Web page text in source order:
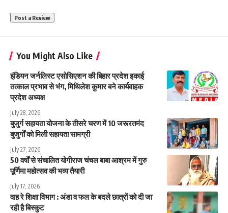
You Might Also Like
इंडियन जर्नलिस्ट एसोसिएशन की बिहार प्रदेश इकाई
तत्काल प्रभाव से भंग, मिथिलेश कुमार बने कार्यवाहक
प्रदेश अध्यक्ष
July 28, 2026
बुजुर्ग सहायता योजना के तीसरे चरण में 10 जरूरतमंद
बुजुर्गों को मिली सहायता सामग्री
July 27, 2026
50 वर्षों से संचालित योगीराज चंचल बाबा आश्रम में गुरु
पूर्णिमा महोत्सव की भव्य तैयारी
July 17, 2026
वाह रे शिक्षा विभाग : अंडा व फल के बदले छात्रों को दी जा
रही है बिस्कुट